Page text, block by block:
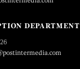
DEPARTMENT